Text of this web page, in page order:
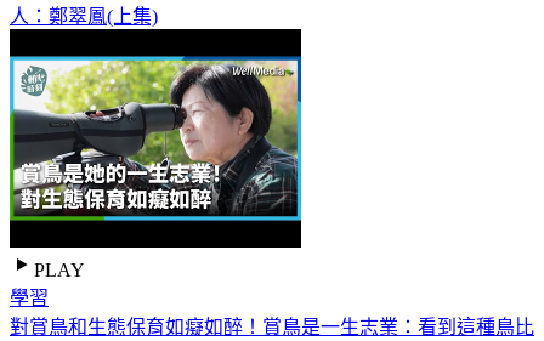
人：鄭翠鳳(上集)
PLAY
學習
對賞鳥和生態保育如癡如醉！賞鳥是一生志業：看到這種鳥比